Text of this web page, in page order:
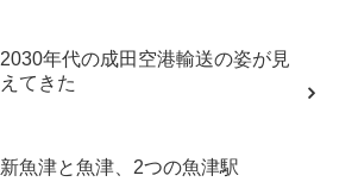
2030年代の成田空港輸送の姿が見
えてきた
新魚津と魚津、2つの魚津駅